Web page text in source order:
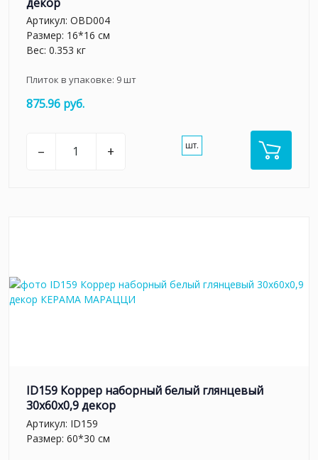
Артикул: OBD004
Размер: 16*16 см
Вес: 0.353 кг
Плиток в упаковке: 9шт
875.96 руб.
– + шт.
ID159 Коррер наборный белый глянцевый
30x60x0,9 декор
Артикул: ID159
Размер: 60*30 см